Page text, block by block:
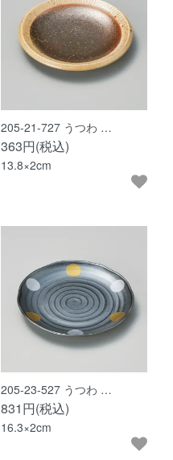
205-21-727 うつわ …
363円(税込)
13.8×2cm
205-23-527 うつわ …
831円(税込)
16.3×2cm